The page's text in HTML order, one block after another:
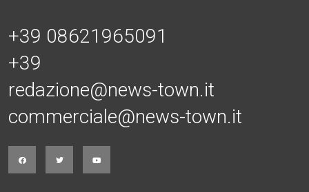
+39 08621965091
+39
redazione@news-town.it
commerciale@news-town.it